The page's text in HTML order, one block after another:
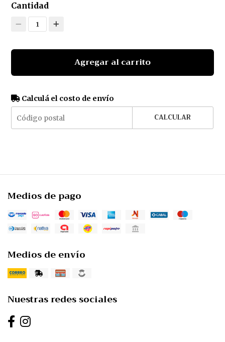
Cantidad
1
Agregar al carrito
Calculá el costo de envío
CALCULAR
Medios de pago
Medios de envío
Nuestras redes sociales